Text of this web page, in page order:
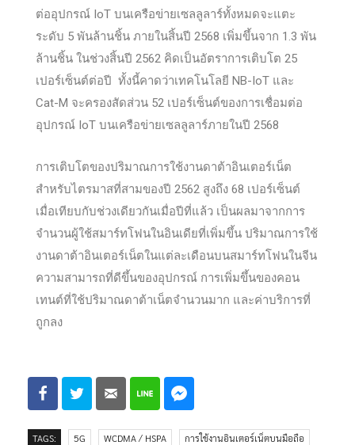
ต่ออุปกรณ์ IoT บนเครือข่ายเซลลูลาร์ทั้งหมดจะแตะ
ระดับ 5 พันล้านชิ้น ภายในสิ้นปี 2568 เพิ่มขึ้นจาก 1.3 พัน
ล้านชิ้น ในช่วงสิ้นปี 2562 คิดเป็นอัตราการเติบโต 25
เปอร์เซ็นต์ต่อปี ทั้งนี้คาดว่าเทคโนโลยี NB-IoT และ
Cat-M จะครองสัดส่วน 52 เปอร์เซ็นต์ของการเชื่อมต่อ
อุปกรณ์ IoT บนเครือข่ายเซลลูลาร์ภายในปี 2568
การเติบโตของปริมาณการใช้งานดาต้าอินเตอร์เน็ต
สำหรับไตรมาสที่สามของปี 2562 สูงถึง 68 เปอร์เซ็นต์
เมื่อเทียบกับช่วงเดียวกันเมื่อปีที่แล้ว เป็นผลมาจากการ
จำนวนผู้ใช้สมาร์ทโฟนในอินเดียที่เพิ่มขึ้น ปริมาณการใช้
งานดาต้าอินเตอร์เน็ตในแต่ละเดือนบนสมาร์ทโฟนในจีน
ความสามารถที่ดีขึ้นของอุปกรณ์ การเพิ่มขึ้นของคอน
เทนต์ที่ใช้ปริมาณดาต้าเน็ตจำนวนมาก และค่าบริการที่
ถูกลง
TAGS: 5G WCDMA / HSPA
การใช้งานอินเตอร์เน็ตบนมือถือ